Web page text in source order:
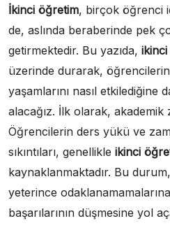
İkinci öğretim, birçok öğrenci
de, aslında beraberinde pek
getirmektedir. Bu yazıda, ikinci
üzerinde durarak,
yaşamlarını nasıl etkilediğine
alacağız. İlk olarak, akademik
Öğrencilerin ders yükü ve
sıkıntıları, genellikle ikinci
kaynaklanmaktadır. Bu
yeterince
başarılarının düşmesine yol